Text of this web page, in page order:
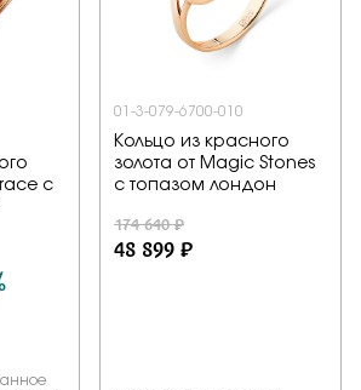
с
01-3-079-6700-010
Кольцо из красного
золота от Magic Stones
с топазом лондон
174 640 ₽
48 899 ₽
я ознакомлен и согласен с условиями
Отправить